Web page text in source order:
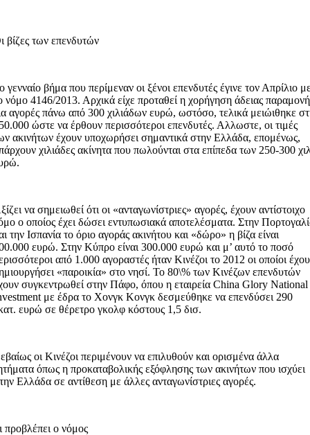
βίζες των επενδυτών
γενναίο βήμα που περίμεναν οι ξένοι επενδυτές έγινε τον Απρίλιο
νόμο 4146/2013. Αρχικά είχε προταθεί η χορήγηση άδειας
αγορές πάνω από 300 χιλιάδων ευρώ, ωστόσο, τελικά μειώιθηκε
ώστε να έρθουν περισσότεροι επενδυτές. Αλλωστε, οι τιμές
ακινήτων έχουν υποχωρήσει σημαντικά στην Ελλάδα, επομένως,
χιλιάδες ακίνητα που πωλούνται στα επίπεδα των 250-300
να σημειωθεί ότι οι «ανταγωνίστριες» αγορές, έχουν αντίστοιχο
ο οποίος έχει δώσει εντυπωσιακά αποτελέσματα. Στην
την Ισπανία το όριο αγοράς ακινήτου και «δώρο» η βίζα είναι
ευρώ. Στην Κύπρο είναι 300.000 ευρώ και μ’ αυτό το ποσό
από 1.000 αγοραστές ήταν Κινέζοι το 2012 οι οποίοι
«παροικία» στο νησί. Το 80\% των Κινέζων επενδυτών
συγκεντρωθεί στην Πάφο, όπου η εταιρεία China Glory National
με έδρα το Χονγκ Κονγκ δεσμεύθηκε να επενδύσει 290
ευρώ σε θέρετρο γκολφ κόστους 1,5 δισ.
οι Κινέζοι περιμένουν να επιλυθούν και ορισμένα άλλα
όπως η προκαταβολικής εξόφλησης των ακινήτων που ισχύει
Ελλάδα σε αντίθεση με άλλες ανταγωνίστριες αγορές.
προβλέπει ο νόμος